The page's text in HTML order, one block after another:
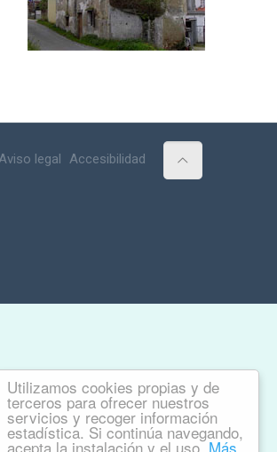
Utilizamos cookies propias y de
terceros para ofrecer nuestros
servicios y recoger información
estadística. Si continúa navegando,
acepta la instalación y el uso.Más
legal Accesibilidad